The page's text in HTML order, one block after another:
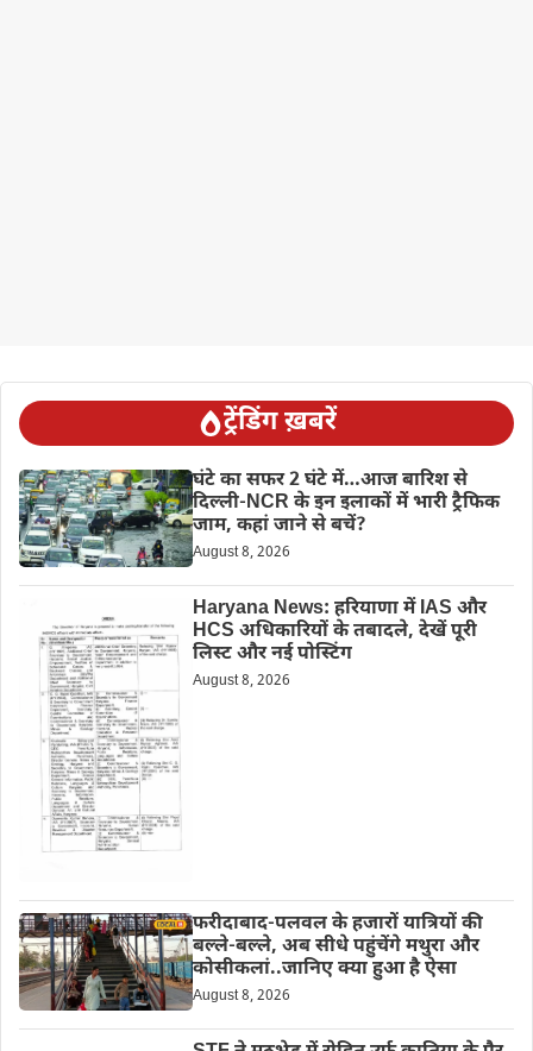
ट्रेंडिंग ख़बरें
घंटे का सफर 2 घंटे में…आज बारिश से
दिल्ली-NCR के इन इलाकों में भारी ट्रैफिक
जाम, कहां जाने से बचें?
August 8, 2026
Haryana News: हरियाणा में IAS और
HCS अधिकारियों के तबादले, देखें पूरी
लिस्ट और नई पोस्टिंग
August 8, 2026
फरीदाबाद-पलवल के हजारों यात्रियों की
बल्ले-बल्ले, अब सीधे पहुंचेंगे मथुरा और
कोसीकलां..जानिए क्या हुआ है ऐसा
August 8, 2026